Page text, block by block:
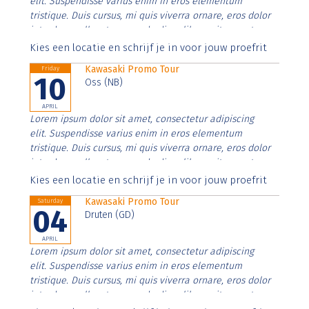
tristique. Duis cursus, mi quis viverra ornare, eros dolor
interdum nulla, ut commodo diam libero vitae erat.
Aenean faucibus nibh et justo cursus id rutrum lorem
Kies een locatie en schrijf je in voor jouw proefrit
Friday
10
APRIL
Kawasaki Promo Tour
Oss (NB)
Lorem ipsum dolor sit amet, consectetur adipiscing
elit. Suspendisse varius enim in eros elementum
tristique. Duis cursus, mi quis viverra ornare, eros dolor
interdum nulla, ut commodo diam libero vitae erat.
Aenean faucibus nibh et justo cursus id rutrum lorem
Kies een locatie en schrijf je in voor jouw proefrit
Saturday
04
APRIL
Kawasaki Promo Tour
Druten (GD)
Lorem ipsum dolor sit amet, consectetur adipiscing
elit. Suspendisse varius enim in eros elementum
tristique. Duis cursus, mi quis viverra ornare, eros dolor
interdum nulla, ut commodo diam libero vitae erat.